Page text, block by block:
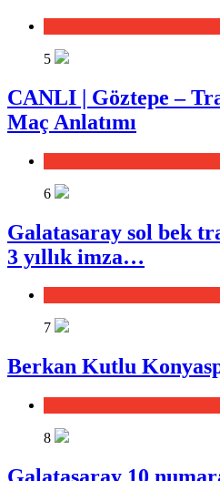
5
CANLI | Göztepe –
Maç Anlatımı
6
Galatasaray sol bek
3 yıllık imza…
7
Berkan Kutlu
8